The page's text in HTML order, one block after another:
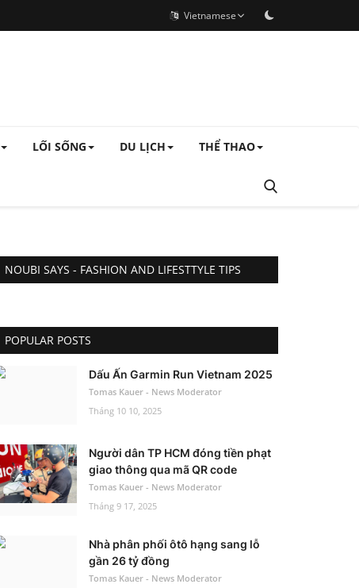
Vietnamese
LỐI SỐNG DU LỊCH THỂ THAO
NOUBI SAYS - FASHION AND LIFESTTYLE TIPS
POPULAR POSTS
Dấu Ấn Garmin Run Vietnam 2025
Tomas Kauer - News Moderator
Tháng 10 10, 2025
Người dân TP HCM đóng tiền phạt
giao thông qua mã QR code
Tomas Kauer - News Moderator
Tháng 9 17, 2025
Nhà phân phối ôtô hạng sang lỗ
gần 26 tỷ đồng
Tomas Kauer - News Moderator